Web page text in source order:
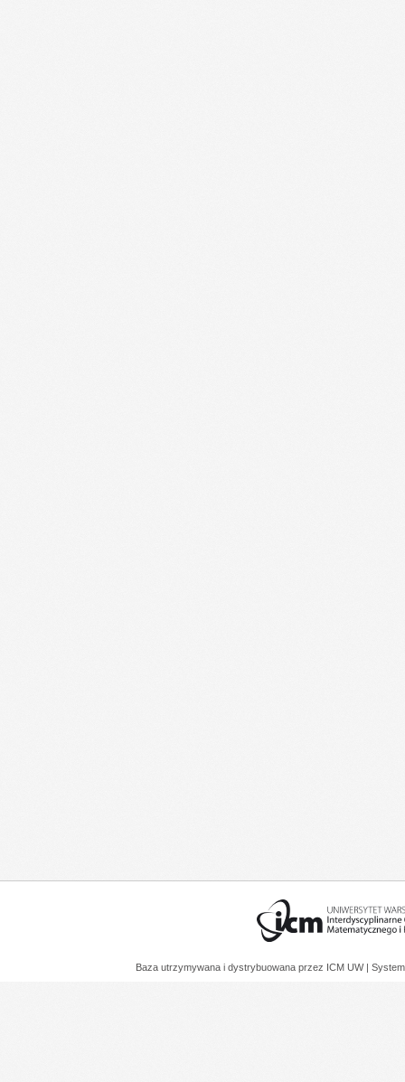
Baza utrzymywana i dystrybuowana przez ICM UW |